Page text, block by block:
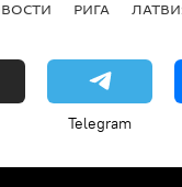
РИГА
Telegram